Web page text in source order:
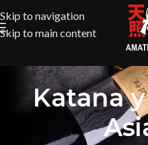
Skip to navigation
Skip to main content
Katana